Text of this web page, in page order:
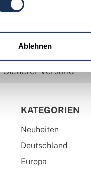
Ablehnen
Sicherer Versand
KATEGORIEN
Neuheiten
Deutschland
Europa